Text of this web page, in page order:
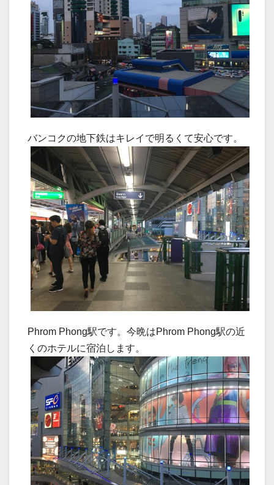
バンコクの地下鉄はキレイで明るくて安心です。
Phrom Phong駅です。今晩はPhrom Phong駅の近
くのホテルに宿泊します。